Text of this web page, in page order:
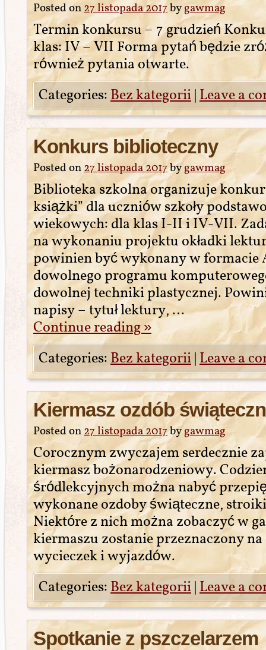
Posted on27 listopada 2017bygawmag
Termin konkursu – 7 grudzień
klas: IV – VII Forma pytań będzie
również pytania otwarte.
Categories:Bez kategorii|Leave a
Konkurs biblioteczny
Posted on27 listopada 2017bygawmag
Biblioteka szkolna organizuje
książki” dla uczniów szkoły
wiekowych: dla klas I-II i IV-VII.
na wykonaniu projektu okładki
powinien być wykonany w formacie
dowolnego programu
dowolnej techniki plastycznej.
napisy – tytuł lektury, …
Continue reading»
Categories:Bez kategorii|Leave a
Kiermasz ozdób
Posted on27 listopada 2017bygawmag
Corocznym zwyczajem serdecznie
kiermasz bożonarodzeniowy.
śródlekcyjnych można nabyć
wykonane ozdoby świąteczne,
Niektóre z nich można zobaczyć w
kiermaszu zostanie przeznaczony
wycieczek i wyjazdów.
Categories:Bez kategorii|Leave a
Spotkanie z pszczelarzem